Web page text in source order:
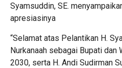
Syamsuddin, SE.
apresiasinya
“Selamat atas Pelantikan H.
Nurkanaah sebagai Bupati dan
2030, serta H. Andi Sudirman